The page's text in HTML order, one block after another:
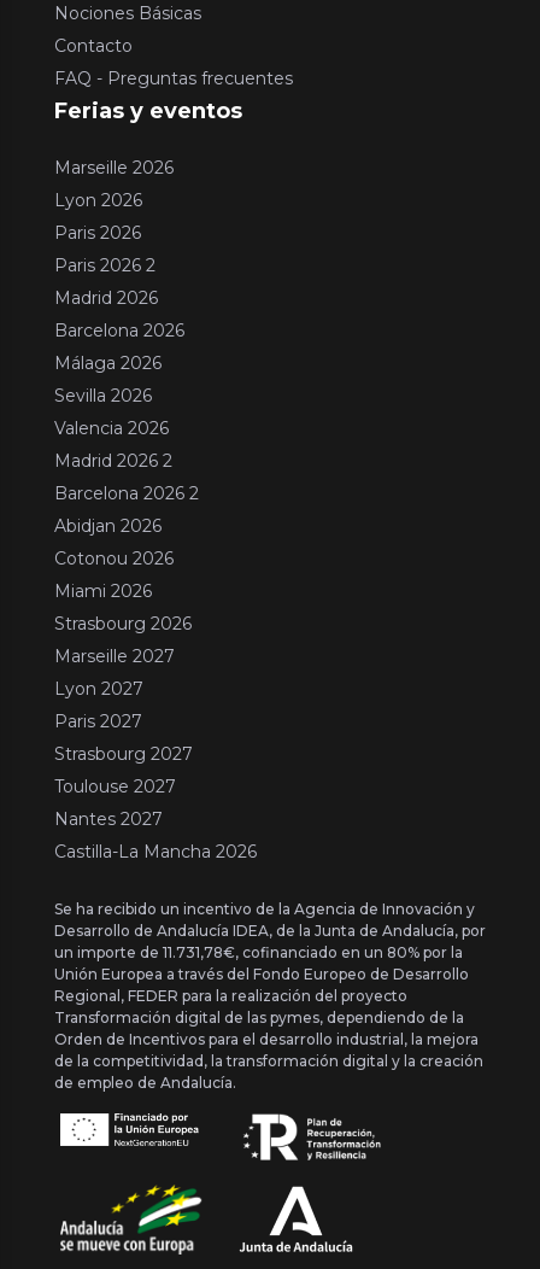
Nociones Básicas
Contacto
FAQ - Preguntas frecuentes
Ferias y eventos
Marseille 2026
Lyon 2026
Paris 2026
Paris 2026 2
Madrid 2026
Barcelona 2026
Málaga 2026
Sevilla 2026
Valencia 2026
Madrid 2026 2
Barcelona 2026 2
Abidjan 2026
Cotonou 2026
Miami 2026
Strasbourg 2026
Marseille 2027
Lyon 2027
Paris 2027
Strasbourg 2027
Toulouse 2027
Nantes 2027
Castilla-La Mancha 2026
Se ha recibido un incentivo de la Agencia de Innovación y
Desarrollo de Andalucía IDEA, de la Junta de Andalucía, por
un importe de 11.731,78€, cofinanciado en un 80% por la
Unión Europea a través del Fondo Europeo de Desarrollo
Regional, FEDER para la realización del proyecto
Transformación digital de las pymes, dependiendo de la
Orden de Incentivos para el desarrollo industrial, la mejora
de la competitividad, la transformación digital y la creación
de empleo de Andalucía.